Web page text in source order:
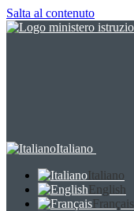
Salta al contenuto
Italiano
Italiano
English
Français